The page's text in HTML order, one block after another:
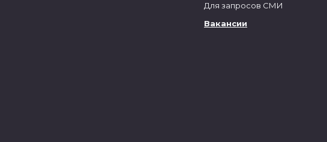
Для запросов СМИ
Вакансии